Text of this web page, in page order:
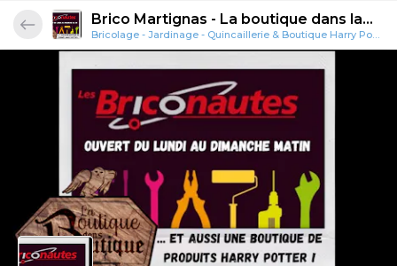
Brico Martignas - La boutique dans la
boutique
Bricolage - Jardinage - Quincaillerie & Boutique Harry Potter